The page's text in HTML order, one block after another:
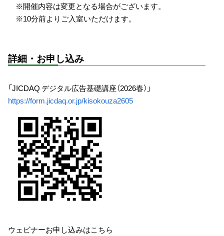
※開催内容は変更となる場合がございます。
※10分前よりご入室いただけます。
詳細・お申し込み
「JICDAQ デジタル広告基礎講座（2026春）」
https://form.jicdaq.or.jp/kisokouza2605
ウェビナーお申し込みはこちら